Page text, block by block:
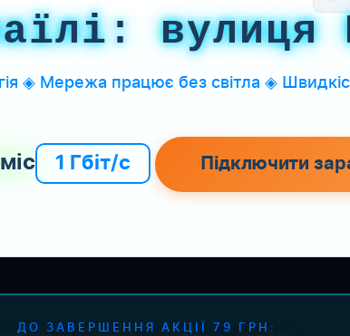
вулиця
◈ Мережа працює без світла ◈
1 Гбіт/с Підключити
ДО ЗАВЕРШЕННЯ АКЦІЇ 79 ГРН: